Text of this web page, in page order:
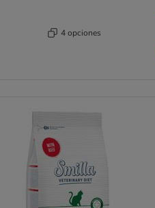
4 opciones